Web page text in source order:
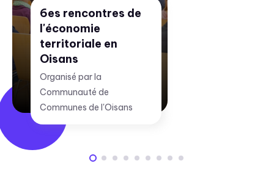
6es rencontres de
l'économie
territoriale en
Oisans
Organisé par la
Communauté de
Communes de l'Oisans